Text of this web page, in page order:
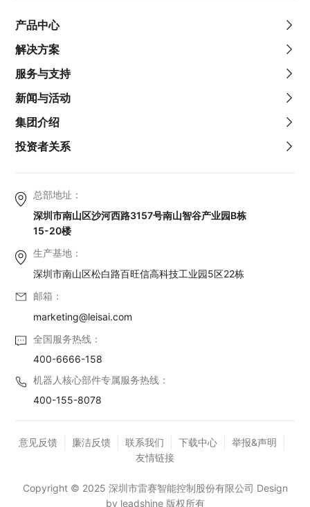
总部地址：
深圳市南山区沙河西路3157号南山智谷产业园B栋
15-20楼
生产基地：
深圳市南山区松白路百旺信高科技工业园5区22栋
邮箱：
marketing@leisai.com
全国服务热线：
400-6666-158
机器人核心部件专属服务热线：
400-155-8078
产品中心
解决方案
服务与支持
新闻与活动
集团介绍
投资者关系
意见反馈 廉洁反馈 联系我们 下载中心
举报&声明
友情链接
Copyright © 2025 深圳市雷赛智能控制股份有限公司 Design
by leadshine 版权所有